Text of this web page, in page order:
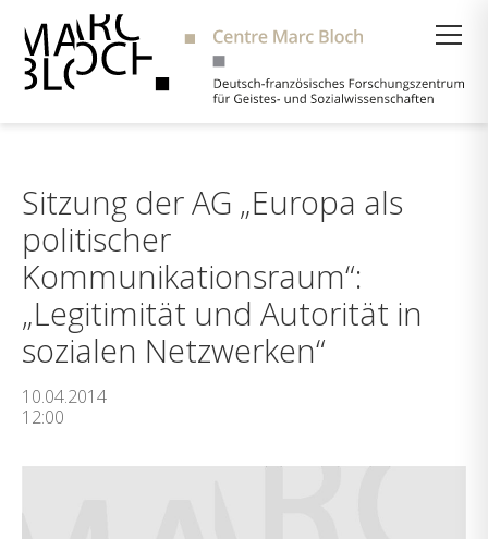
Sitzung der AG „Europa als
politischer
Kommunikationsraum“:
„Legitimität und Autorität in
sozialen Netzwerken“
10.04.2014
12:00